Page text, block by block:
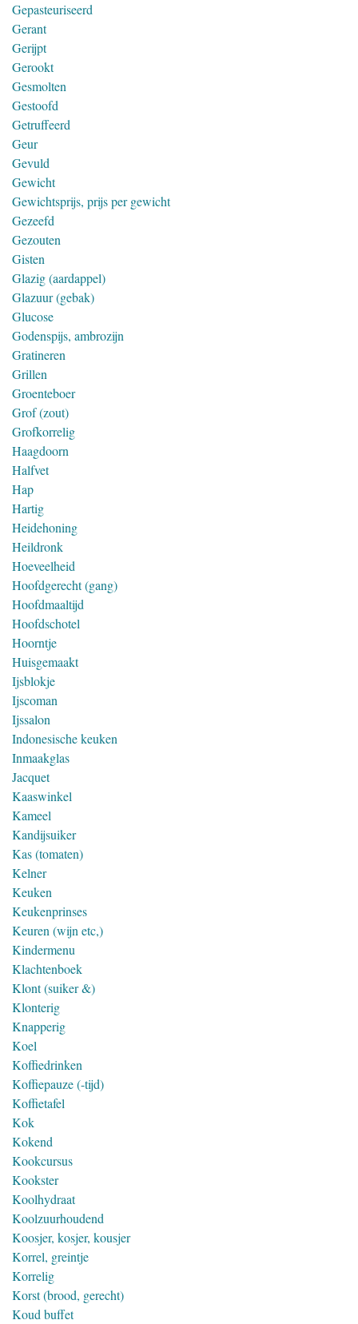
Gepasteuriseerd
Gerant
Gerijpt
Gerookt
Gesmolten
Gestoofd
Getruffeerd
Geur
Gevuld
Gewicht
Gewichtsprijs, prijs per gewicht
Gezeefd
Gezouten
Gisten
Glazig (aardappel)
Glazuur (gebak)
Glucose
Godenspijs, ambrozijn
Gratineren
Grillen
Groenteboer
Grof (zout)
Grofkorrelig
Haagdoorn
Halfvet
Hap
Hartig
Heidehoning
Heildronk
Hoeveelheid
Hoofdgerecht (gang)
Hoofdmaaltijd
Hoofdschotel
Hoorntje
Huisgemaakt
Ijsblokje
Ijscoman
Ijssalon
Indonesische keuken
Inmaakglas
Jacquet
Kaaswinkel
Kameel
Kandijsuiker
Kas (tomaten)
Kelner
Keuken
Keukenprinses
Keuren (wijn etc,)
Kindermenu
Klachtenboek
Klont (suiker &)
Klonterig
Knapperig
Koel
Koffiedrinken
Koffiepauze (-tijd)
Koffietafel
Kok
Kokend
Kookcursus
Kookster
Koolhydraat
Koolzuurhoudend
Koosjer, kosjer, kousjer
Korrel, greintje
Korrelig
Korst (brood, gerecht)
Koud buffet